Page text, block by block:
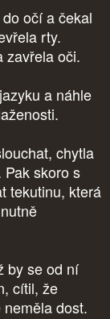
očí a čekal
rty.
zavřela oči.
a náhle
chytla
skoro s
tekutinu, která
by se od ní
cítil, že
dost.